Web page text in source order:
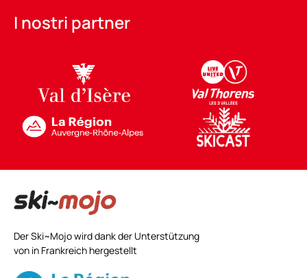
I nostri partner
Der Ski~Mojo wird dank der Unterstützung
von in Frankreich hergestellt